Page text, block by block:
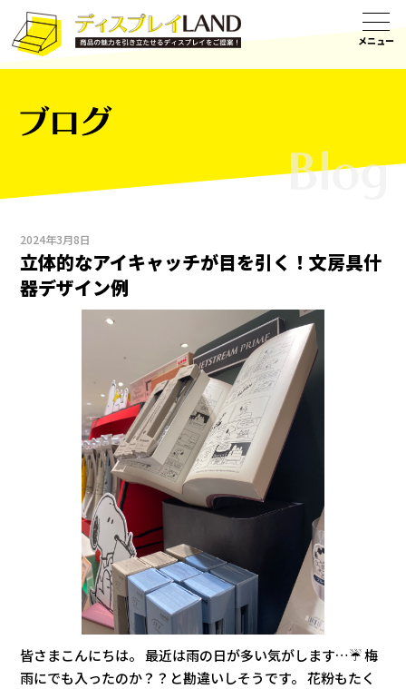
ブログ
2024年3月8日
立体的なアイキャッチが目を引く！文房具什
器デザイン例
皆さまこんにちは。 最近は雨の日が多い気がします…☔ 梅
雨にでも入ったのか？？と勘違いしそうです。 花粉もたく